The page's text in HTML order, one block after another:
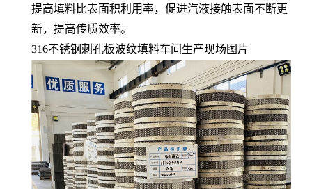
提高填料比表面积利用率，促进汽液接触表面不断更
新，提高传质效率。
316不锈钢刺孔板波纹填料车间生产现场图片